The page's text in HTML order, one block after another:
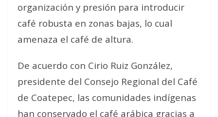
organización y presión para introducir
café robusta en zonas bajas, lo cual
amenaza el café de altura.
De acuerdo con Cirio Ruiz González,
presidente del Consejo Regional del Café
de Coatepec, las comunidades indígenas
han conservado el café arábica gracias a